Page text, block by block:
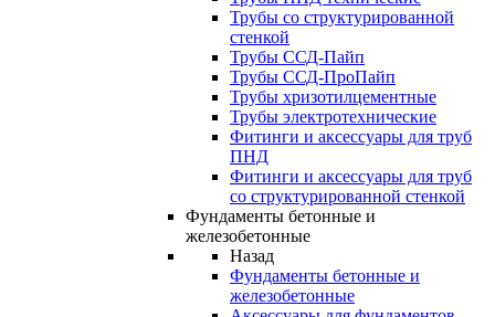
Трубы со структурированной
стенкой
Трубы ССД-Пайп
Трубы ССД-ПроПайп
Трубы хризотилцементные
Трубы электротехнические
Фитинги и аксессуары для труб
ПНД
Фитинги и аксессуары для труб
со структурированной стенкой
Фундаменты бетонные и
железобетонные
Назад
Фундаменты бетонные и
железобетонные